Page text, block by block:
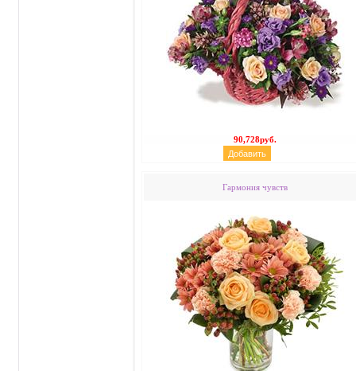
90,728руб.
Гармония чувств